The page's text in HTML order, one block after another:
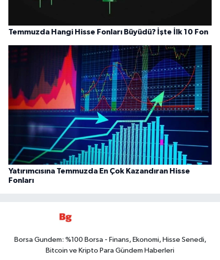
Temmuzda Hangi Hisse Fonları Büyüdü? İşte İlk 10 Fon
Yatırımcısına Temmuzda En Çok Kazandıran Hisse
Fonları
Borsa Gundem: %100 Borsa - Finans, Ekonomi, Hisse Senedi,
Bitcoin ve Kripto Para Gündem Haberleri